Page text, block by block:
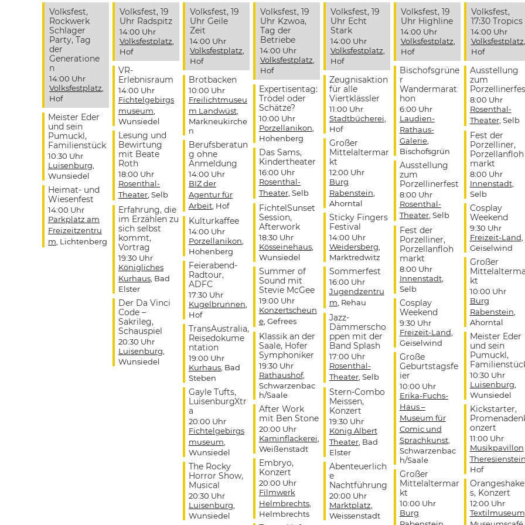
Volksfest,
Rockwerk
Schlager
Party, Tag
der
Generatione
n
14:00 Uhr
Volksfestplatz,
Hof
Meister Eder
und sein
Pumuckl,
Familienstück
10:30 Uhr
Luisenburg,
Wunsiedel
Heimat- und
Wiesenfest
14:00 Uhr
Parkplatz am
Freizeitzentru
m, Lichtenberg
Volksfest, 19
Uhr Radspitz
14:00 Uhr
Volksfestplatz,
Hof
VR-
Erlebnisraum
14:00 Uhr
Fichtelgebirgs
museum,
Wunsiedel
Lesung und
Bewirtung
mit Beate
Roth
18:00 Uhr
Rosenthal-
Theater, Selb
Erfahrung, die
im Erzählen zu
sich selbst
kommt,
Vortrag
19:30 Uhr
Königliches
Kurhaus, Bad
Elster
Der Da Vinci
Code –
Sakrileg,
Schauspiel
20:30 Uhr
Luisenburg,
Wunsiedel
Volksfest, 19
Uhr Geile
Zeit
14:00 Uhr
Volksfestplatz,
Hof
Brotbacken
10:00 Uhr
Freilichtmuseu
m Landwüst,
Markneukirche
n
Berufsberatun
g ohne
Anmeldung
14:00 Uhr
BIZ der
Agentur für
Arbeit, Hof
Kulturkaffee
14:00 Uhr
Porzellanikon,
Hohenberg
Feierabend-
Radtour,
ADFC
17:30 Uhr
Kugelbrunnen,
Hof
TransAustralia,
Reisedokume
ntation
19:00 Uhr
Kurhaus, Bad
Steben
Gayle Tufts,
LuisenburgXtr
a
20:00 Uhr
Fichtelgebirgs
museum,
Wunsiedel
The Rocky
Horror Show,
Musical
20:30 Uhr
Luisenburg,
Wunsiedel
Volksfest, 19
Uhr Kzwoa,
Tag der
Betriebe
14:00 Uhr
Volksfestplatz,
Hof
Expertisentag:
Trödel oder
Schätze?
10:00 Uhr
Porzellanikon,
Hohenberg
Das Sams,
Kindertheater
16:00 Uhr
Rosenthal-
Theater, Selb
FichtelSunset
Session,
Afterwork
18:30 Uhr
Kösseinehaus,
Wunsiedel
Summer of
Sound mit
Stevie McGee
19:00 Uhr
Konzertscheun
e, Gefrees
Klassik an der
Saale, Hofer
Symphoniker
19:30 Uhr
Rathaushof,
Schwarzenbac
h/Saale
After Work
mit Ben Stone
20:00 Uhr
Kaminflackerei,
Weißenstadt
Embryo,
Konzert
20:00 Uhr
Filmwerk
Helmbrechts,
Helmbrechts
Volksfest, 19
Uhr Echt
Stark
14:00 Uhr
Volksfestplatz,
Hof
Zeugnisaktion
für alle
Viertklässler
11:00 Uhr
Stadtbücherei,
Hof
Großer
Mittelaltermar
kt
12:00 Uhr
Burg
Rabenstein,
Ahorntal
Sticky Fingers
Festival
14:00 Uhr
Weidersberg,
Marktredwitz
Sommerfest
16:00 Uhr
Jugendzentru
m, Rehau
Jazz-
Dämmerscho
ppen mit der
Band Splash
17:00 Uhr
Rosenthal-
Theater, Selb
Stern-Combo
Meissen,
Konzert
19:30 Uhr
König Albert
Theater, Bad
Elster
Abenteuerlich
e
Nachtführung
20:00 Uhr
Marktplatz,
Weissenstadt
Volksfest, 19
Uhr Highline
14:00 Uhr
Volksfestplatz,
Hof
Bischofsgrüne
r
Wandermarat
hon
6:00 Uhr
Laudien-
Rathaus-
Galerie,
Bischofsgrün
Ausstellung
zum
Porzellinerfest
8:00 Uhr
Rosenthal-
Theater, Selb
Fest der
Porzelliner,
Porzellanfloh
markt
8:00 Uhr
Innenstadt,
Selb
Cosplay
Weekend
9:30 Uhr
Freizeit-Land,
Geiselwind
Große
Geburtstagsfe
ier
10:00 Uhr
Erika-Fuchs-
Haus –
Museum für
Comic und
Sprachkunst,
Schwarzenbac
h/Saale
Großer
Mittelaltermar
kt
10:00 Uhr
Burg
Volksfest,
17:30 Tropics
14:00 Uhr
Volksfestplatz,
Hof
Ausstellung
zum
8:00 Uhr
Rosenthal-
Theater, Selb
Fest der
Porzelliner,
Porzellanfloh
markt
8:00 Uhr
Innenstadt,
Selb
Cosplay
Weekend
9:30 Uhr
Freizeit-Land,
Geiselwind
Großer
kt
10:00 Uhr
Burg
Rabenstein,
Ahorntal
Meister Eder
und sein
Pumuckl,
10:30 Uhr
Luisenburg,
Wunsiedel
Kickstarter,
onzert
11:00 Uhr
Musikpavillon
Hof
s, Konzert
12:00 Uhr